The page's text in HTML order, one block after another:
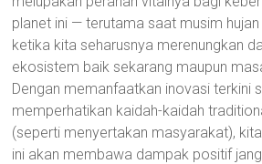
planet ini — terutama saat musim
ketika kita seharusnya merenungkan
ekosistem baik sekarang maupun
Dengan memanfaatkan inovasi terkini
memperhatikan kaidah-kaidah
(seperti menyertakan masyarakat),
ini akan membawa dampak positif